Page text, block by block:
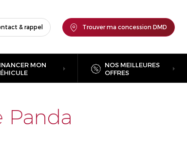
& rappel Trouver ma concession DMD
MON
NOS MEILLEURES
OFFRES
Panda